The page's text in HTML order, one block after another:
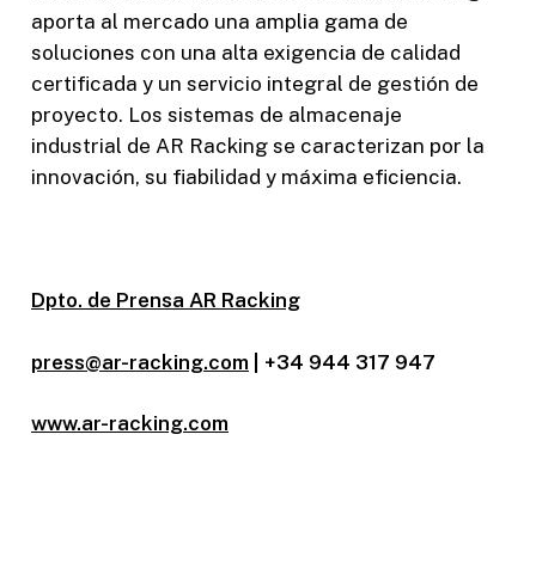
aporta al mercado una amplia gama de
soluciones con una alta exigencia de calidad
certificada y un servicio integral de gestión de
proyecto. Los sistemas de almacenaje
industrial de AR Racking se caracterizan por la
innovación, su fiabilidad y máxima eficiencia.
Dpto. de Prensa AR Racking
press@ar-racking.com | +34 944 317 947
www.ar-racking.com